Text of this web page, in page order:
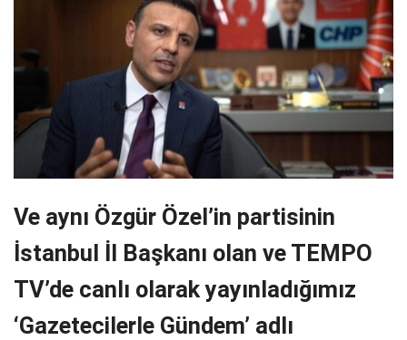
Ve aynı Özgür Özel’in partisinin
İstanbul İl Başkanı olan ve TEMPO
TV’de canlı olarak yayınladığımız
‘Gazetecilerle Gündem’ adlı